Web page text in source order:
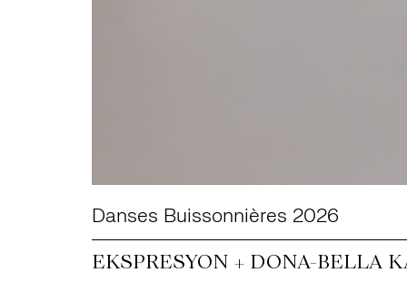
Danses Buissonnières 2026
EKSPRESYON + DONA-BELLA